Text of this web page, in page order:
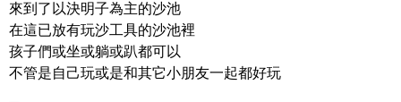
來到了以決明子為主的沙池
在這已放有玩沙工具的沙池裡
孩子們或坐或躺或趴都可以
不管是自己玩或是和其它小朋友一起都好玩